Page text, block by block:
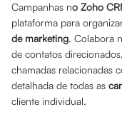
Campanhas no Zoho
plataforma para
de marketing. Colabora
de contatos
chamadas relacionadas
detalhada de todas as
cliente individual.